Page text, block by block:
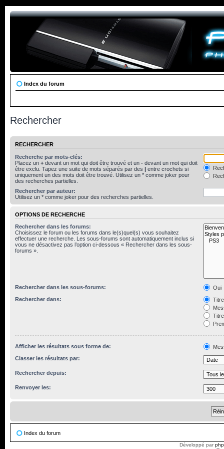
Index du forum
Rechercher
RECHERCHER
Recherche par mots-clés:
Placez un + devant un mot qui doit être trouvé et un - devant un mot qui doit
être exclu. Tapez une suite de mots séparés par des | entre crochets si
uniquement un des mots doit être trouvé. Utilisez un * comme joker pour
des recherches partielles.
Rechercher par auteur:
Utilisez un * comme joker pour des recherches partielles.
OPTIONS DE RECHERCHE
Rechercher dans les forums:
Choisissez le forum ou les forums dans le(s)quel(s) vous souhaitez
effectuer une recherche. Les sous-forums sont automatiquement inclus si
vous ne désactivez pas l’option ci-dessous « Rechercher dans les sous-
forums ».
Rechercher dans les sous-forums:
Oui
Rechercher dans:
Afficher les résultats sous forme de:
Classer les résultats par:
Rechercher depuis:
Renvoyer les:
Index du forum
Développé par